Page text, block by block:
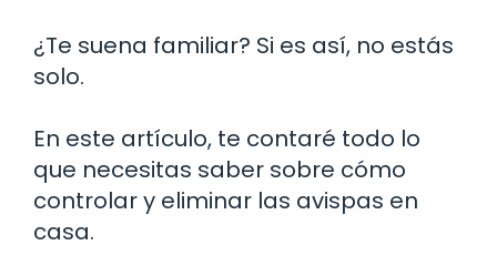
¿Te suena familiar? Si es así, no estás
solo.
En este artículo, te contaré todo lo
que necesitas saber sobre cómo
controlar y eliminar las avispas en
casa.